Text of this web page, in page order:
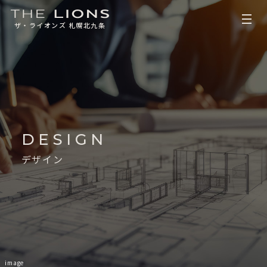
ザ・ライオンズ 札幌北九条
image
DESIGN
デザイン